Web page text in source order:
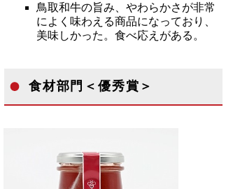
鳥取和牛の旨み、やわらかさが非常
によく味わえる商品になっており、
美味しかった。食べ応えがある。
食材部門＜優秀賞＞